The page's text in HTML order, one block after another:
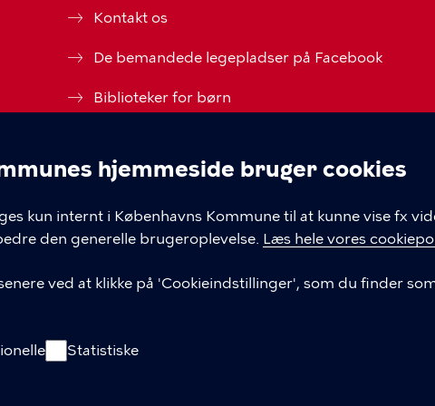
hjemmeside bruger cookies
kun internt i Københavns Kommune til at kunne vise fx
den generelle brugeroplevelse. Læs hele vores
ved at klikke på 'Cookieindstillinger', som du finder
Statistiske
Kontakt os
De bemandede legepladser på Facebook
Biblioteker for børn
Tilgængelighedserklæring
Cookiepolitik